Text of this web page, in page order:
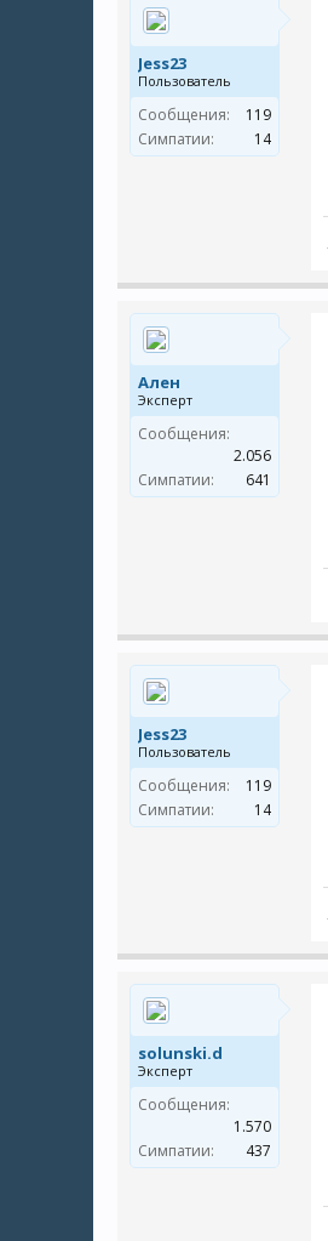
Jess23
Пользователь
Сообщения:
119
Симпатии:
14
Ален
Эксперт
Сообщения:
2.056
Симпатии:
641
Jess23
Пользователь
Сообщения:
119
Симпатии:
14
solunski.d
Эксперт
Сообщения:
1.570
Симпатии:
437